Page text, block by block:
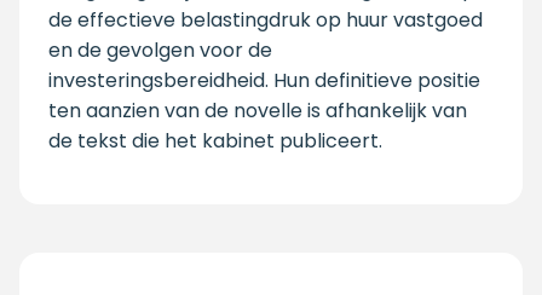
de effectieve belastingdruk op huur vastgoed
en de gevolgen voor de
investeringsbereidheid. Hun definitieve positie
ten aanzien van de novelle is afhankelijk van
de tekst die het kabinet publiceert.